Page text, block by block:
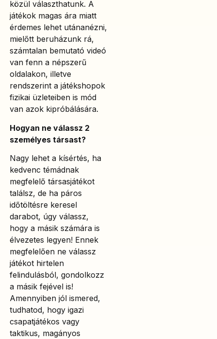
közül választhatunk. A
játékok magas ára miatt
érdemes lehet utánanézni,
mielőtt beruházunk rá,
számtalan bemutató videó
van fenn a népszerű
oldalakon, illetve
rendszerint a játékshopok
fizikai üzleteiben is mód
van azok kipróbálására.
Hogyan ne válassz 2
személyes társast?
Nagy lehet a kísértés, ha
kedvenc témádnak
megfelelő társasjátékot
találsz, de ha páros
időtöltésre keresel
darabot, úgy válassz,
hogy a másik számára is
élvezetes legyen! Ennek
megfelelően ne válassz
játékot hirtelen
felindulásból, gondolkozz
a másik fejével is!
Amennyiben jól ismered,
tudhatod, hogy igazi
csapatjátékos vagy
taktikus, magányos